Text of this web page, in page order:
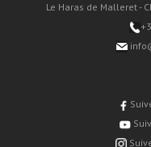
Le Haras de Malleret -